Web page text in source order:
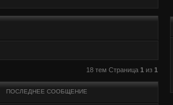
18 тем Страница 1 из 1
ПОСЛЕДНЕЕ СООБЩЕНИЕ